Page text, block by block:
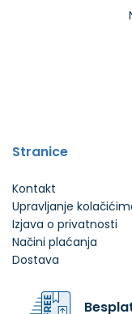
Stranice
Kontakt
Upravljanje
Izjava o privatnosti
Načini plaćanja
Dostava